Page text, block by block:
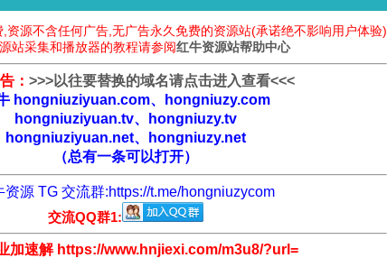
资源不含任何广告,无广告永久免费的资源站(承诺绝不影响用户体验)
站采集和播放器的教程请参阅红牛资源站帮助中心
： >>>以往要替换的域名请点击进入查看<<<
hongniuziyuan.com、hongniuzy.com
hongniuziyuan.tv、hongniuzy.tv
hongniuziyuan.net、hongniuzy.net
（总有一条可以打开）
资源 TG 交流群:https://t.me/hongniuzycom
交流QQ群1:
加速解 https://www.hnjiexi.com/m3u8/?url=